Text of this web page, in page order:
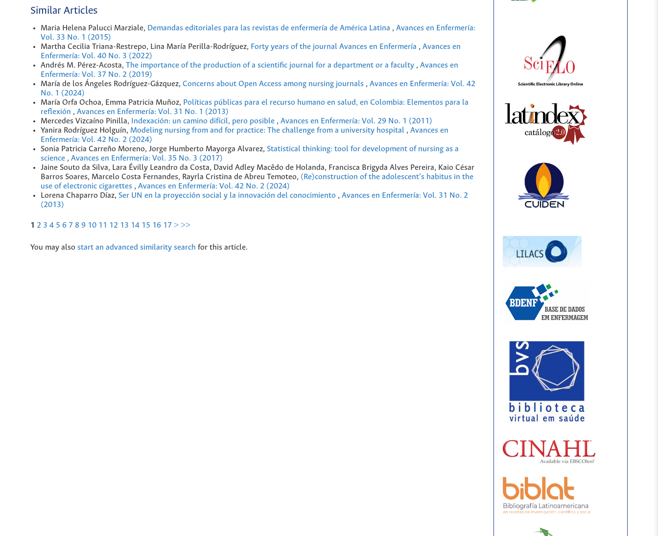
Similar Articles
Maria Helena Palucci Marziale, Demandas editoriales para las revistas de enfermería de América Latina , Avances en Enfermería:
Vol. 33 No. 1 (2015)
Martha Cecilia Triana-Restrepo, Lina María Perilla-Rodríguez, Forty years of the journal Avances en Enfermería , Avances en
Enfermería: Vol. 40 No. 3 (2022)
Andrés M. Pérez-Acosta, The importance of the production of a scientific journal for a department or a faculty , Avances en
Enfermería: Vol. 37 No. 2 (2019)
María de los Ángeles Rodríguez-Gázquez, Concerns about Open Access among nursing journals , Avances en Enfermería: Vol. 42
No. 1 (2024)
María Orfa Ochoa, Emma Patricia Muñoz, Políticas públicas para el recurso humano en salud, en Colombia: Elementos para la
reflexión , Avances en Enfermería: Vol. 31 No. 1 (2013)
Mercedes Vizcaíno Pinilla,
Indexación: un camino difícil, pero posible , Avances en Enfermería: Vol. 29 No. 1 (2011)
Yanira Rodríguez Holguín, Modeling nursing from and for practice: The challenge from a university hospital , Avances en
Enfermería: Vol. 42 No. 2 (2024)
Sonia Patricia Carreño Moreno, Jorge Humberto Mayorga Alvarez, Statistical thinking: tool for development of nursing as a
science , Avances en Enfermería: Vol. 35 No. 3 (2017)
Jaine Souto da Silva, Lara Évilly Leandro da Costa, David Adley Macêdo de Holanda, Francisca Brigyda Alves Pereira, Kaio César
Barros Soares, Marcelo Costa Fernandes, Rayrla Cristina de Abreu Temoteo, (Re)construction of the adolescent’s habitus in the
use of electronic cigarettes , Avances en Enfermería: Vol. 42 No. 2 (2024)
Lorena Chaparro Díaz, Ser UN en la proyección social y la innovación del conocimiento , Avances en Enfermería: Vol. 31 No. 2
(2013)
1 2 3 4 5 6 7 8 9 10 11 12 13 14 15 16 17 > >>
You may also start an advanced similarity search for this article.